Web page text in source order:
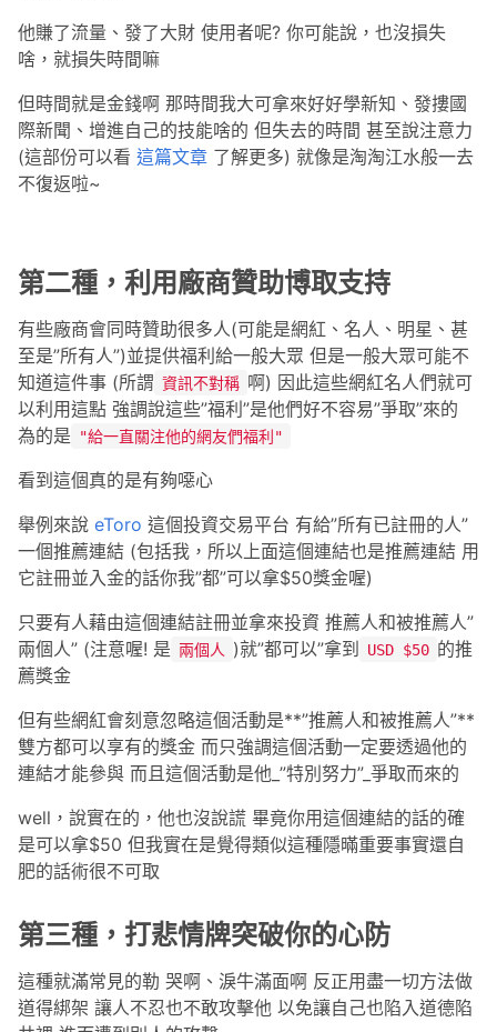
他賺了流量、發了大財 使用者呢? 你可能說，也沒損失
啥，就損失時間嘛
但時間就是金錢啊 那時間我大可拿來好好學新知、發摟國
際新聞、增進自己的技能啥的 但失去的時間 甚至說注意力
(這部份可以看 這篇文章 了解更多) 就像是淘淘江水般一去
不復返啦~
第二種，利用廠商贊助博取支持
有些廠商會同時贊助很多人(可能是網紅、名人、明星、甚
至是”所有人”)並提供福利給一般大眾 但是一般大眾可能不
知道這件事 (所謂 資訊不對稱 啊) 因此這些網紅名人們就可
以利用這點 強調說這些”福利”是他們好不容易”爭取”來的
為的是
"給一直關注他的網友們福利"
看到這個真的是有夠噁心
舉例來說 eToro 這個投資交易平台 有給”所有已註冊的人”
一個推薦連結 (包括我，所以上面這個連結也是推薦連結 用
它註冊並入金的話你我”都”可以拿$50獎金喔)
只要有人藉由這個連結註冊並拿來投資 推薦人和被推薦人”
兩個人” (注意喔! 是 兩個人 )就”都可以”拿到 USD $50 的推
薦獎金
但有些網紅會刻意忽略這個活動是**”推薦人和被推薦人”**
雙方都可以享有的獎金 而只強調這個活動一定要透過他的
連結才能參與 而且這個活動是他_”特別努力”_爭取而來的
well，說實在的，他也沒說謊 畢竟你用這個連結的話的確
是可以拿$50 但我實在是覺得類似這種隱暪重要事實還自
肥的話術很不可取
第三種，打悲情牌突破你的心防
這種就滿常見的勒 哭啊、淚牛滿面啊 反正用盡一切方法做
道得綁架 讓人不忍也不敢攻擊他 以免讓自己也陷入道德陷